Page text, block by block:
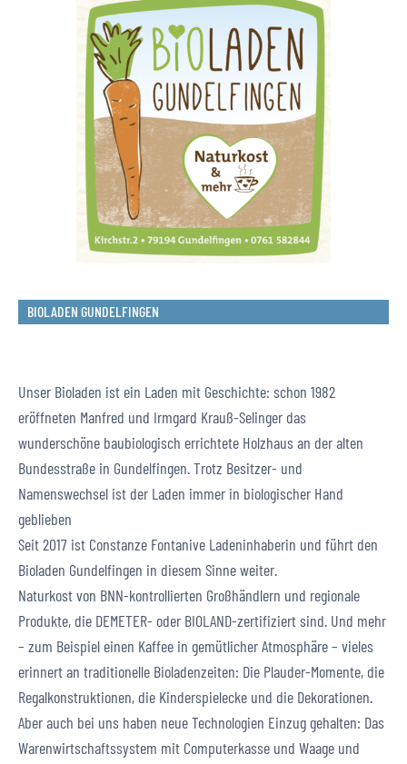
BIOLADEN GUNDELFINGEN
Unser Bioladen ist ein Laden mit Geschichte: schon 1982
eröffneten Manfred und Irmgard Krauß-Selinger das
wunderschöne baubiologisch errichtete Holzhaus an der alten
Bundesstraße in Gundelfingen. Trotz Besitzer- und
Namenswechsel ist der Laden immer in biologischer Hand
geblieben
Seit 2017 ist Constanze Fontanive Ladeninhaberin und führt den
Bioladen Gundelfingen in diesem Sinne weiter.
Naturkost von BNN-kontrollierten Großhändlern und regionale
Produkte, die DEMETER- oder BIOLAND-zertifiziert sind. Und mehr
– zum Beispiel einen Kaffee in gemütlicher Atmosphäre – vieles
erinnert an traditionelle Bioladenzeiten: Die Plauder-Momente, die
Regalkonstruktionen, die Kinderspielecke und die Dekorationen.
Aber auch bei uns haben neue Technologien Einzug gehalten: Das
Warenwirtschaftssystem mit Computerkasse und Waage und